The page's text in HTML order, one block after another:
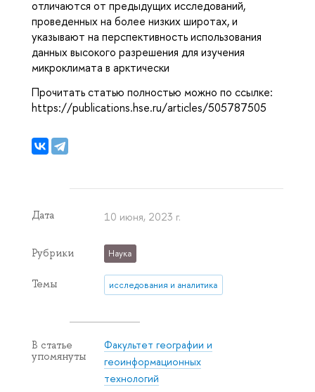
отличаются от предыдущих исследований,
проведенных на более низких широтах, и
указывают на перспективность использования
данных высокого разрешения для изучения
микроклимата в арктически
Прочитать статью полностью можно по ссылке:
https://publications.hse.ru/articles/505787505
Дата 10 июня, 2023 г.
Рубрики Наука
Темы исследования и аналитика
В статье
упомянуты
Факультет географии и
геоинформационных
технологий